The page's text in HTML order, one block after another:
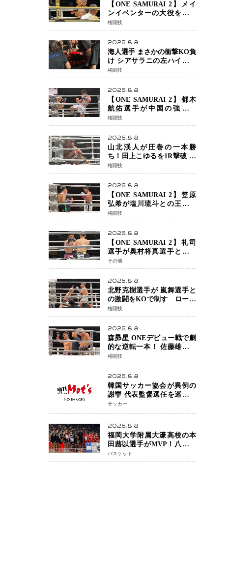
【ONE SAMURAI 2】メイ
ンイベンターの大役をしっ
かりやってのけた野杁正明
が衝撃のリベンジ！ リ
ウ・メンヤンを1R・2分59秒
KO、左カウンターで完全決
着
格闘技
2026.8.8
海人選手 まさかの衝撃KO負
け シアサラニの左ハイが炸
裂 リベンジ戦は一瞬で決着
格闘技
2026.8.8
【ONE SAMURAI 2】都木
航佑選手が中国の強豪ル
オ・チャオの猛攻を受けな
がらも的確な攻撃で応戦
最後まで打ち合うも判定で
チャオに軍配
格闘技
2026.8.8
山北渓人が圧巻の一本勝
ち！田上こゆるを1R撃破 ケ
ルベロスチョークで存在感
を示す
格闘技
2026.8.8
【ONE SAMURAI 2】笠原
弘希が塩川琉斗との王者対
決を制す 圧力で主導権を握
り判定勝利
格闘技
2026.8.8
【ONE SAMURAI 2】礼司
選手が奥村将真選手との接
戦を制す カウンターと正確
な打撃で判定勝利
その他
2026.8.8
北野克樹選手が 嵐舞選手と
の激闘をKOで制す ローブ
ローが相次ぐ波乱の展開…
涙の勝利「生まれてくる娘
のために750万円を使いた
い」
格闘技
2026.8.8
森昴星 ONEデビュー戦で劇
的な逆転一本！ 佐藤雄介の
強烈な打撃を耐え抜き、リ
アネイキッドチョークで勝
利
格闘技
2026.8.8
韓国サッカー協会が異例の
謝罪 代表監督選任を巡る疑
惑など相次ぐ問題「組織の
刷新」誓う
サッカー
2026.8.8
福岡大学附属大濠高校の本
田蕗以選手がMVP！八村塁
主宰「BLACK SAMURAI
SUMMIT 2026」で存在感
バスケット